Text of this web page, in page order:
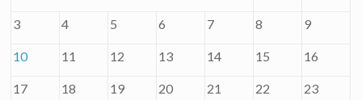
3 4 5 6 7 8 9
10 11 12 13 14 15 16
17 18 19 20 21 22 23